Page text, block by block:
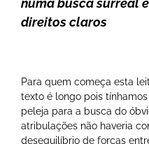
numa busca surreal
direitos claros
Para quem começa esta
texto é longo pois
peleja para a busca do
atribulações não haveria
desequilíbrio de forças